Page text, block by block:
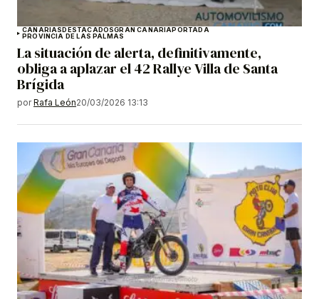
CANARIASDESTACADOSGRAN CANARIAPORTADA
PROVINCIA DE LAS PALMAS
La situación de alerta, definitivamente,
obliga a aplazar el 42 Rallye Villa de Santa
Brígida
por Rafa León20/03/2026 13:13